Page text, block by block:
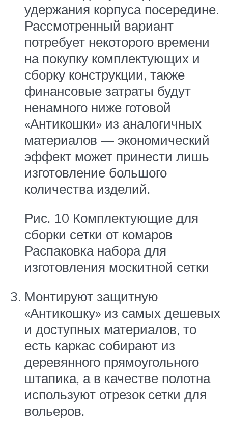
удержания корпуса посередине.
Рассмотренный вариант
потребует некоторого времени
на покупку комплектующих и
сборку конструкции, также
финансовые затраты будут
ненамного ниже готовой
«Антикошки» из аналогичных
материалов — экономический
эффект может принести лишь
изготовление большого
количества изделий.
Рис. 10 Комплектующие для
сборки сетки от комаров
Распаковка набора для
изготовления москитной сетки
Монтируют защитную
«Антикошку» из самых дешевых
и доступных материалов, то
есть каркас собирают из
деревянного прямоугольного
штапика, а в качестве полотна
используют отрезок сетки для
вольеров.